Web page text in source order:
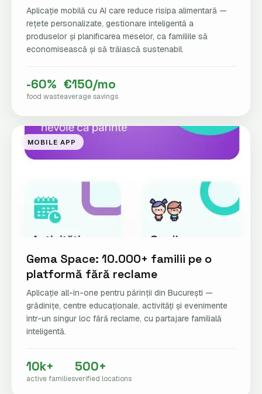
Aplicație mobilă cu AI care reduce risipa alimentară —
rețete personalizate, gestionare inteligentă a
produselor și planificarea meselor, ca familiile să
economisească și să trăiască sustenabil.
-60%
food waste
€150/mo
average savings
MOBILE APP
Gema Space: 10.000+ familii pe o
platformă fără reclame
Aplicație all-in-one pentru părinții din București —
grădinițe, centre educaționale, activități și evenimente
într-un singur loc fără reclame, cu partajare familială
inteligentă.
10k+
active families
500+
verified locations